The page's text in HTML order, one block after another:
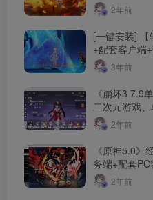
动+免虚拟机
2年前
[一键安装]
+配套客户端
文件3年前
《崩坏3 7.9
二次元游戏
限资源、附带
2年前
《原神5.0》
务端+配套
文件2年前